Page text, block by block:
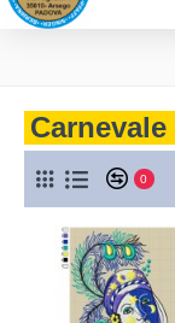
Carnevale
0